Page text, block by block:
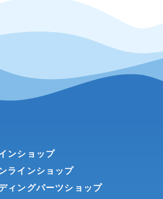
ンショップ
ラインショップ
ィングパーツショップ